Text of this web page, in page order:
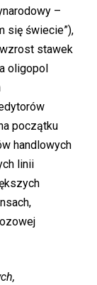
–
się świecie”),
stawek
oligopol
początku
handlowych
linii